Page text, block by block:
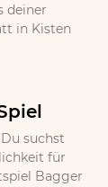
deiner
in Kisten
suchst
für
Bagger